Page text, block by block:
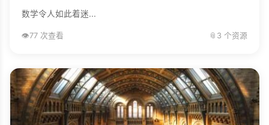
数学令人如此着迷...
👁️77 次查看 📎 3 个资源